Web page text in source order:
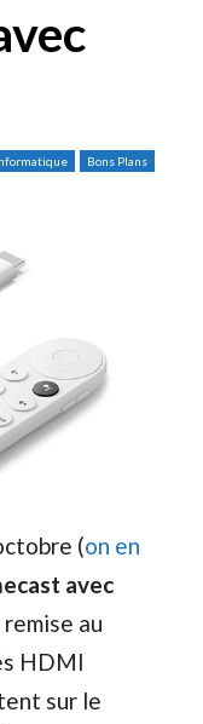
Bons Plans
(on en
avec
au
HDMI
sur le